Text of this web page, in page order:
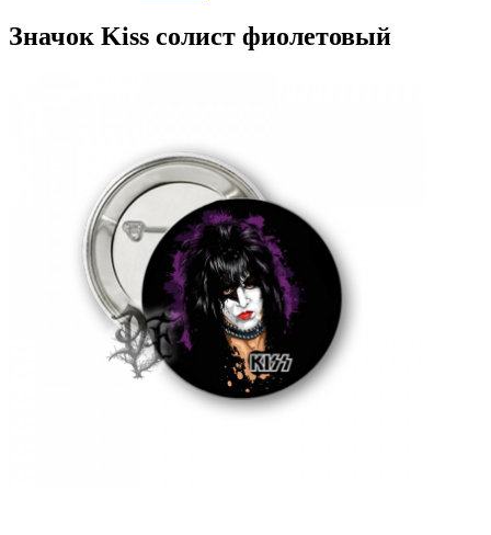
Значок Kiss солист фиолетовый